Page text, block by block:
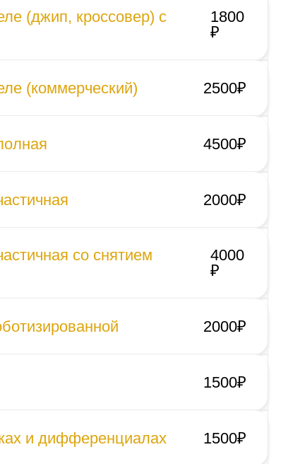
(джип, кроссовер) с
1800
₽
(коммерческий) 2500₽
4500₽
2000₽
со снятием
4000
₽
2000₽
1500₽
и дифференциалах 1500₽